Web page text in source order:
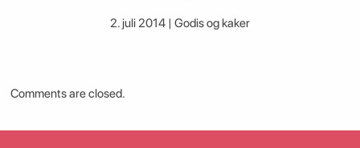
2. juli 2014 | Godis og kaker
Comments are closed.